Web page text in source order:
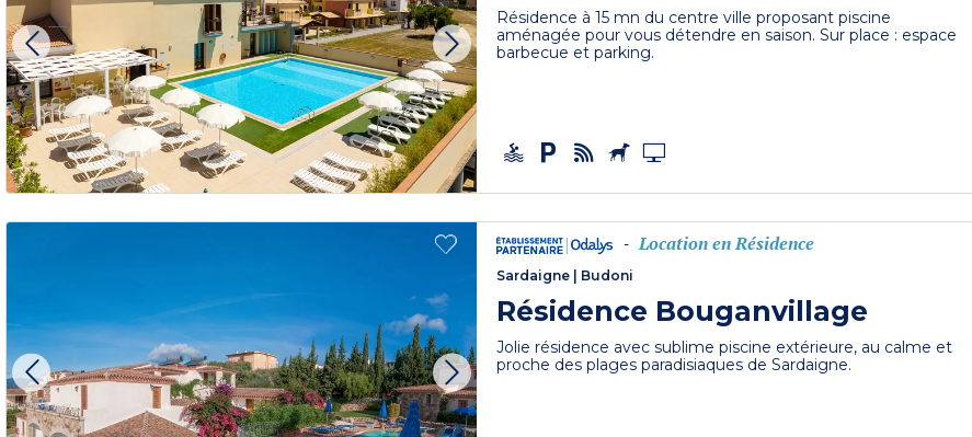
Résidence à 15 mn du centre ville proposant piscine
aménagée pour vous détendre en saison. Sur place : espace
barbecue et parking.
- Location en Résidence
Sardaigne Budoni
Résidence Bouganvillage
Jolie résidence avec sublime piscine extérieure, au calme et
proche des plages paradisiaques de Sardaigne.